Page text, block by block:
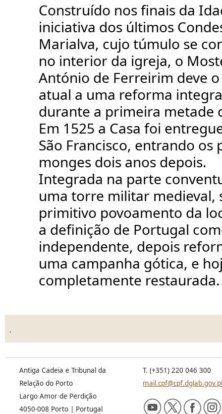
Construído nos finais da
iniciativa dos últimos
Marialva, cujo túmulo se
no interior da igreja, o
António de Ferreirim deve
atual a uma reforma
durante a primeira metade
Em 1525 a Casa foi
São Francisco, entrando os
monges dois anos depois.
Integrada na parte
uma torre militar medieval,
primitivo povoamento da
a definição de Portugal
independente, depois
uma campanha gótica, e
completamente restaurada.
.
Antiga Cadeia e Tribunal da
Relação do Porto
Largo Amor de Perdição
4050-008 Porto | Portugal
T. (+351) 220 046 300